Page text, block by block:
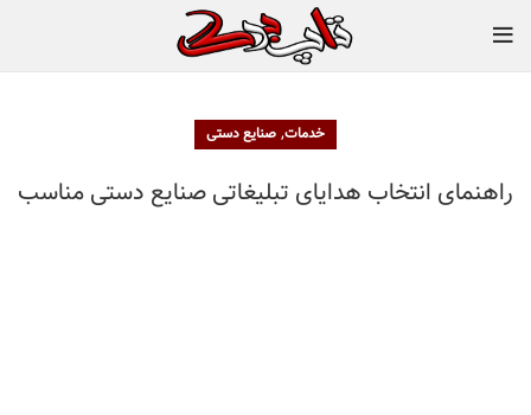
خدمات, صنایع دستی
راهنمای انتخاب هدایای تبلیغاتی صنایع دستی مناسب